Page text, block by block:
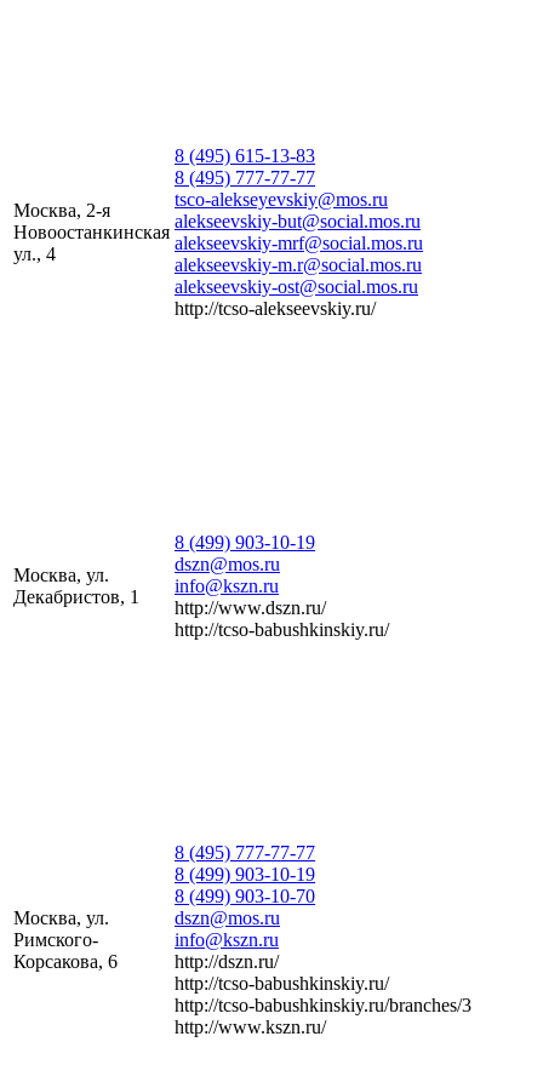
Москва, 2-я
Новоостанкинская
ул., 4
8 (495) 615-13-83
8 (495) 777-77-77
tsco-alekseyevskiy@mos.ru
alekseevskiy-but@social.mos.ru
alekseevskiy-mrf@social.mos.ru
alekseevskiy-m.r@social.mos.ru
alekseevskiy-ost@social.mos.ru
http://tcso-alekseevskiy.ru/
Москва, ул.
Декабристов, 1
8 (499) 903-10-19
dszn@mos.ru
info@kszn.ru
http://www.dszn.ru/
http://tcso-babushkinskiy.ru/
Москва, ул.
Римского-
Корсакова, 6
8 (495) 777-77-77
8 (499) 903-10-19
8 (499) 903-10-70
dszn@mos.ru
info@kszn.ru
http://dszn.ru/
http://tcso-babushkinskiy.ru/
http://tcso-babushkinskiy.ru/branches/3
http://www.kszn.ru/